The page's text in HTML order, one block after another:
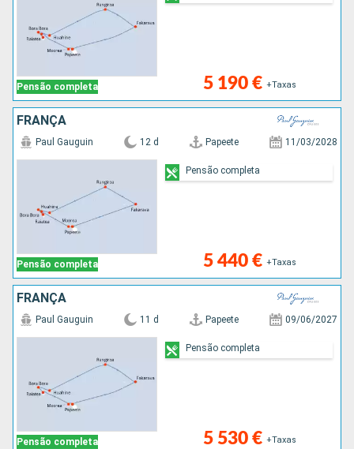
Pensão completa 5 190 € +Taxas
FRANÇA
Pensão completa
Paul Gauguin 12 d Papeete 11/03/2028
5 440 € +Taxas
Pensão completa
FRANÇA
Pensão completa
Paul Gauguin 11 d Papeete 09/06/2027
5 530 € +Taxas
Pensão completa